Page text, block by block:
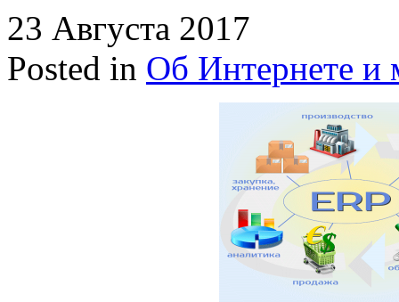
23 Августа 2017
Posted in Об Интернете и